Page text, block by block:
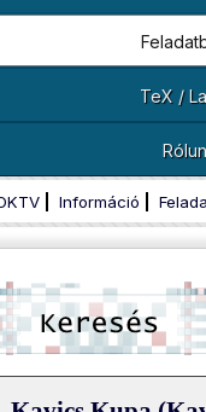
TeX /
Információ